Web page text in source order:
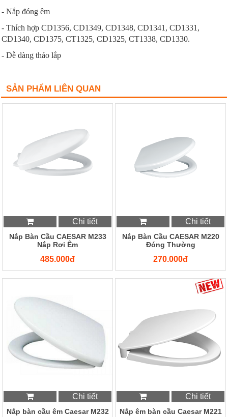
- Nắp đóng êm
- Thích hợp CD1356, CD1349, CD1348, CD1341, CD1331,
CD1340, CD1375, CT1325, CD1325, CT1338, CD1330.
- Dễ dàng tháo lắp
SẢN PHẨM LIÊN QUAN
Chi tiết
Nắp Bàn Cầu CAESAR M233
Nắp Rơi Êm
485.000đ
Chi tiết
Nắp Bàn Cầu CAESAR M220
Đóng Thường
270.000đ
Chi tiết
Nắp bàn cầu êm Caesar M232
Chi tiết
Nắp êm bàn cầu Caesar M221